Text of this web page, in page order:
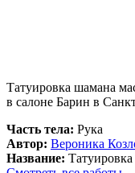
Татуировка шамана
в салоне Барин в
Часть тела: Рука
Автор: Вероника
Название: